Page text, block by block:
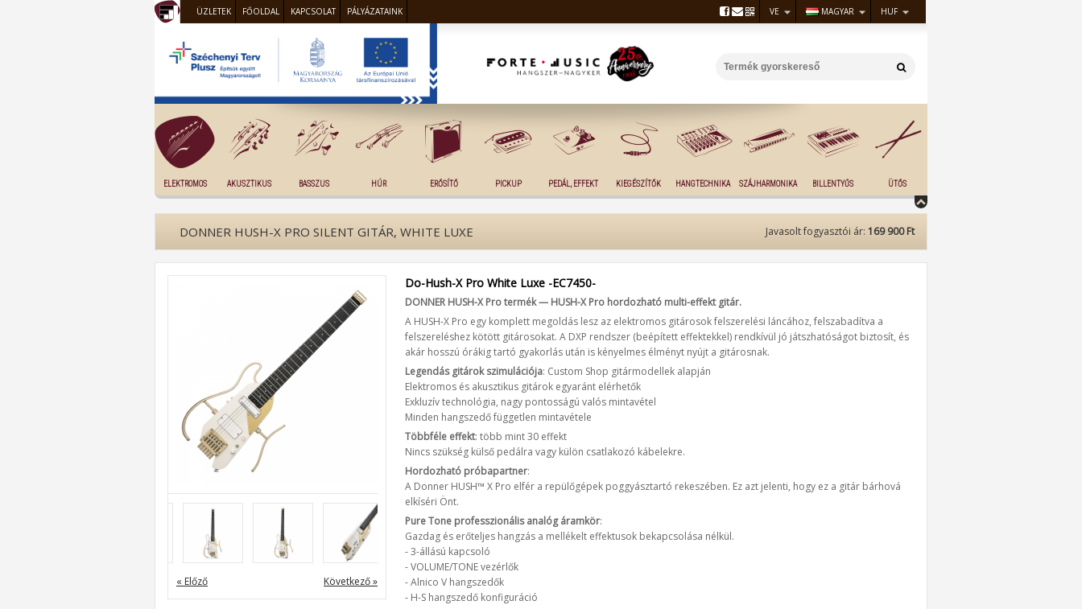
ÜZLETEK FŐOLDAL KAPCSOLAT PÁLYÁZATAINK VE MAGYAR HUF
ELEKTROMOS AKUSZTIKUS BASSZUS HÚR ERŐSÍTŐ PICKUP PEDÁL, EFFEKT KIEGÉSZÍTŐK HANGTECHNIKA SZÁJHARMONIKA BILLENTYŰS ÜTŐS
Javasolt fogyasztói ár: 169 900 Ft
DONNER HUSH-X PRO SILENT GITÁR, WHITE LUXE
« Előző Következő »
Do-Hush-X Pro White Luxe -EC7450-
DONNER HUSH-X Pro termék — HUSH-X Pro hordozható multi-effekt gitár.
A HUSH-X Pro egy komplett megoldás lesz az elektromos gitárosok felszerelési láncához, felszabadítva a
felszereléshez kötött gitárosokat. A DXP rendszer (beépített effektekkel) rendkívül jó játszhatóságot biztosít, és
akár hosszú órákig tartó gyakorlás után is kényelmes élményt nyújt a gitárosnak.
Legendás gitárok szimulációja: Custom Shop gitármodellek alapján
Elektromos és akusztikus gitárok egyaránt elérhetők
Exkluzív technológia, nagy pontosságú valós mintavétel
Minden hangszedő független mintavétele
Többféle effekt: több mint 30 effekt
Nincs szükség külső pedálra vagy külön csatlakozó kábelekre.
Hordozható próbapartner:
A Donner HUSH™ X Pro elfér a repülőgépek poggyásztartó rekeszében. Ez azt jelenti, hogy ez a gitár bárhová
elkíséri Önt.
Pure Tone professzionális analóg áramkör:
Gazdag és erőteljes hangzás a mellékelt effektusok bekapcsolása nélkül.
- 3-állású kapcsoló
- VOLUME/TONE vezérlők
- Alnico V hangszedők
- H-S hangszedő konfiguráció